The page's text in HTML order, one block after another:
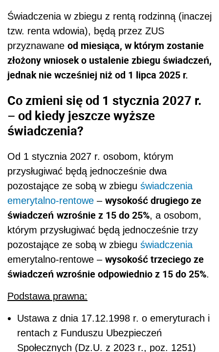
Świadczenia w zbiegu z rentą rodzinną (inaczej
tzw. renta wdowia), będą przez ZUS
przyznawane od miesiąca, w którym zostanie
złożony wniosek o ustalenie zbiegu świadczeń,
jednak nie wcześniej niż od 1 lipca 2025 r.
Co zmieni się od 1 stycznia 2027 r.
– od kiedy jeszcze wyższe
świadczenia?
Od 1 stycznia 2027 r. osobom, którym
przysługiwać będą jednocześnie dwa
pozostające ze sobą w zbiegu świadczenia
emerytalno-rentowe – wysokość drugiego ze
świadczeń wzrośnie z 15 do 25%, a osobom,
którym przysługiwać będą jednocześnie trzy
pozostające ze sobą w zbiegu świadczenia
emerytalno-rentowe – wysokość trzeciego ze
świadczeń wzrośnie odpowiednio z 15 do 25%.
Podstawa prawna:
Ustawa z dnia 17.12.1998 r. o emeryturach i
rentach z Funduszu Ubezpieczeń
Społecznych (Dz.U. z 2023 r., poz. 1251)